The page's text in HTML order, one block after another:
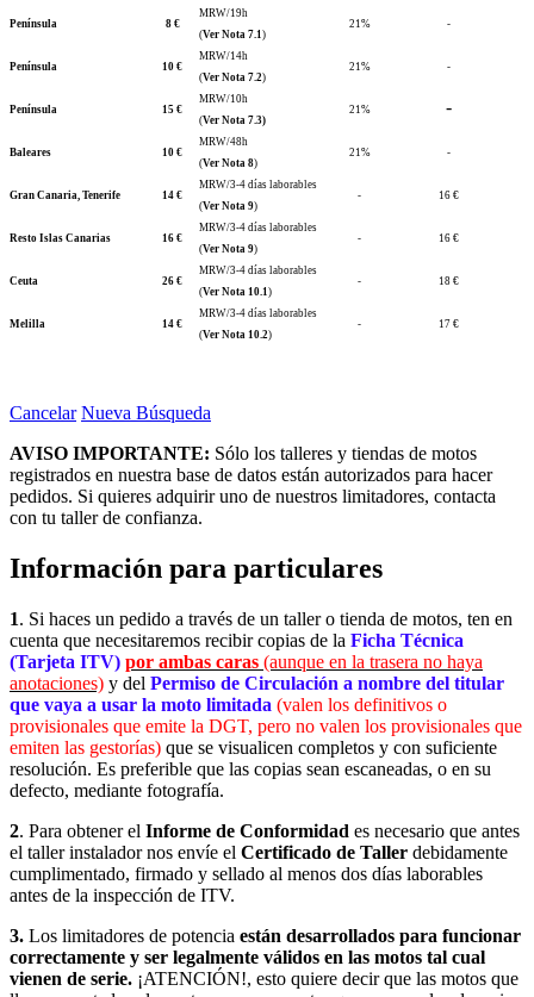
Península 8 €
MRW/19h
(Ver Nota 7.1)
21% -
Península 10 €
MRW/14h
(Ver Nota 7.2)
21% -
Península 15 €
MRW/10h
(Ver Nota 7.3)
21% -
Baleares 10 €
MRW/48h
(Ver Nota 8)
21% -
Gran Canaria, Tenerife 14 €
MRW/3-4 días laborables
(Ver Nota 9)
- 16 €
Resto Islas Canarias 16 €
MRW/3-4 días laborables
(Ver Nota 9)
- 16 €
Ceuta 26 €
MRW/3-4 días laborables
(Ver Nota 10.1)
- 18 €
Melilla 14 €
MRW/3-4 días laborables
(Ver Nota 10.2)
- 17 €
Cancelar Nueva Búsqueda
AVISO IMPORTANTE: Sólo los talleres y tiendas de motos
registrados en nuestra base de datos están autorizados para hacer
pedidos. Si quieres adquirir uno de nuestros limitadores, contacta
con tu taller de confianza.
Información para particulares
1. Si haces un pedido a través de un taller o tienda de motos, ten en
cuenta que necesitaremos recibir copias de la Ficha Técnica
(Tarjeta ITV) por ambas caras (aunque en la trasera no haya
anotaciones) y del Permiso de Circulación a nombre del titular
que vaya a usar la moto limitada (valen los definitivos o
provisionales que emite la DGT, pero no valen los provisionales que
emiten las gestorías) que se visualicen completos y con suficiente
resolución. Es preferible que las copias sean escaneadas, o en su
defecto, mediante fotografía.
2. Para obtener el Informe de Conformidad es necesario que antes
el taller instalador nos envíe el Certificado de Taller debidamente
cumplimentado, firmado y sellado al menos dos días laborables
antes de la inspección de ITV.
3. Los limitadores de potencia están desarrollados para funcionar
correctamente y ser legalmente válidos en las motos tal cual
vienen de serie. ¡ATENCIÓN!, esto quiere decir que las motos que